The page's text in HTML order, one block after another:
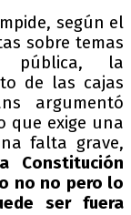
según el
sobre temas
pública, la
de las cajas
argumentó
que exige una
falta grave,
Constitución
no no pero lo
ser fuera